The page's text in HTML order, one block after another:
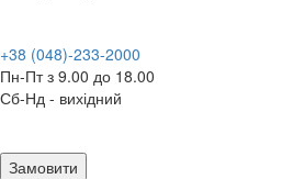
+38 (048)-233-2000
Пн-Пт з 9.00 до 18.00
Сб-Нд - вихідний
Замовити